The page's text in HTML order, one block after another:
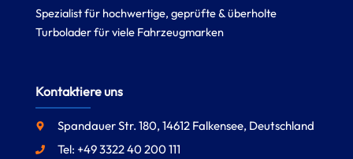
Spezialist für hochwertige, geprüfte & überholte
Turbolader für viele Fahrzeugmarken
Kontaktiere uns
Spandauer Str. 180, 14612 Falkensee, Deutschland
Tel: +49 3322 40 200 111